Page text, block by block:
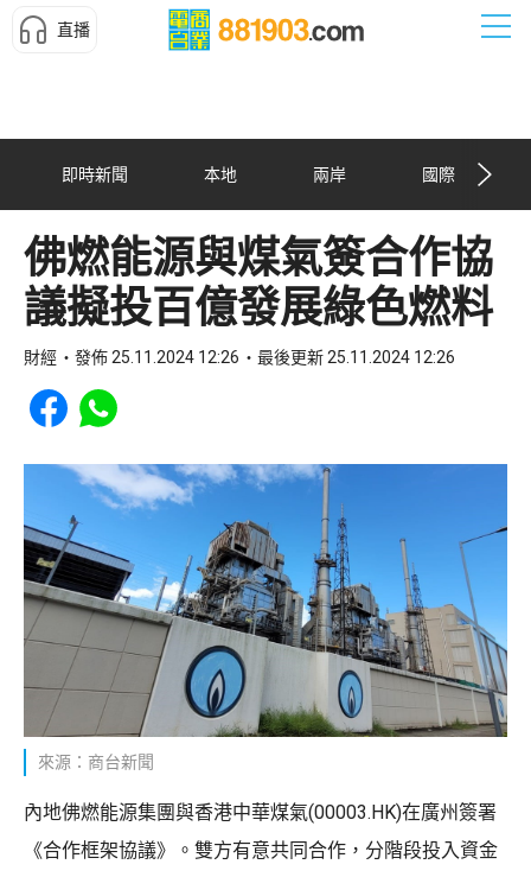
直播
即時新聞 本地 兩岸 國際
佛燃能源與煤氣簽合作協
議擬投百億發展綠色燃料
財經 發佈 25.11.2024 12:26 最後更新 25.11.2024 12:26
Share to Facebook
Share to WhatsApp
來源：商台新聞
內地佛燃能源集團與香港中華煤氣(00003.HK)在廣州簽署
《合作框架協議》。雙方有意共同合作，分階段投入資金